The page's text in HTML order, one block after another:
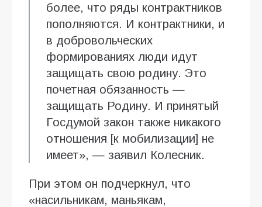
более, что ряды контрактников
пополняются. И контрактники, и
в добровольческих
формированиях люди идут
защищать свою родину. Это
почетная обязанность —
защищать Родину. И принятый
Госдумой закон также никакого
отношения [к мобилизации] не
имеет», — заявил Колесник.
При этом он подчеркнул, что
«насильникам, маньякам,